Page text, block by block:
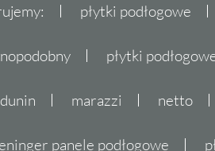
płytki podłogowe
płytki
dunin marazzi netto
panele podłogowe